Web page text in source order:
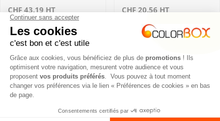
Prix
régulier
CHF43.19HT
En stock
Diminuer la quantité pour 1-231/1 - Diluant
Augmenter la quantité pour
Prix
régulier
CHF20.56 HT
Diminuer la